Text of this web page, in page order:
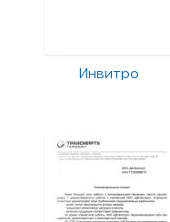
Инвитро